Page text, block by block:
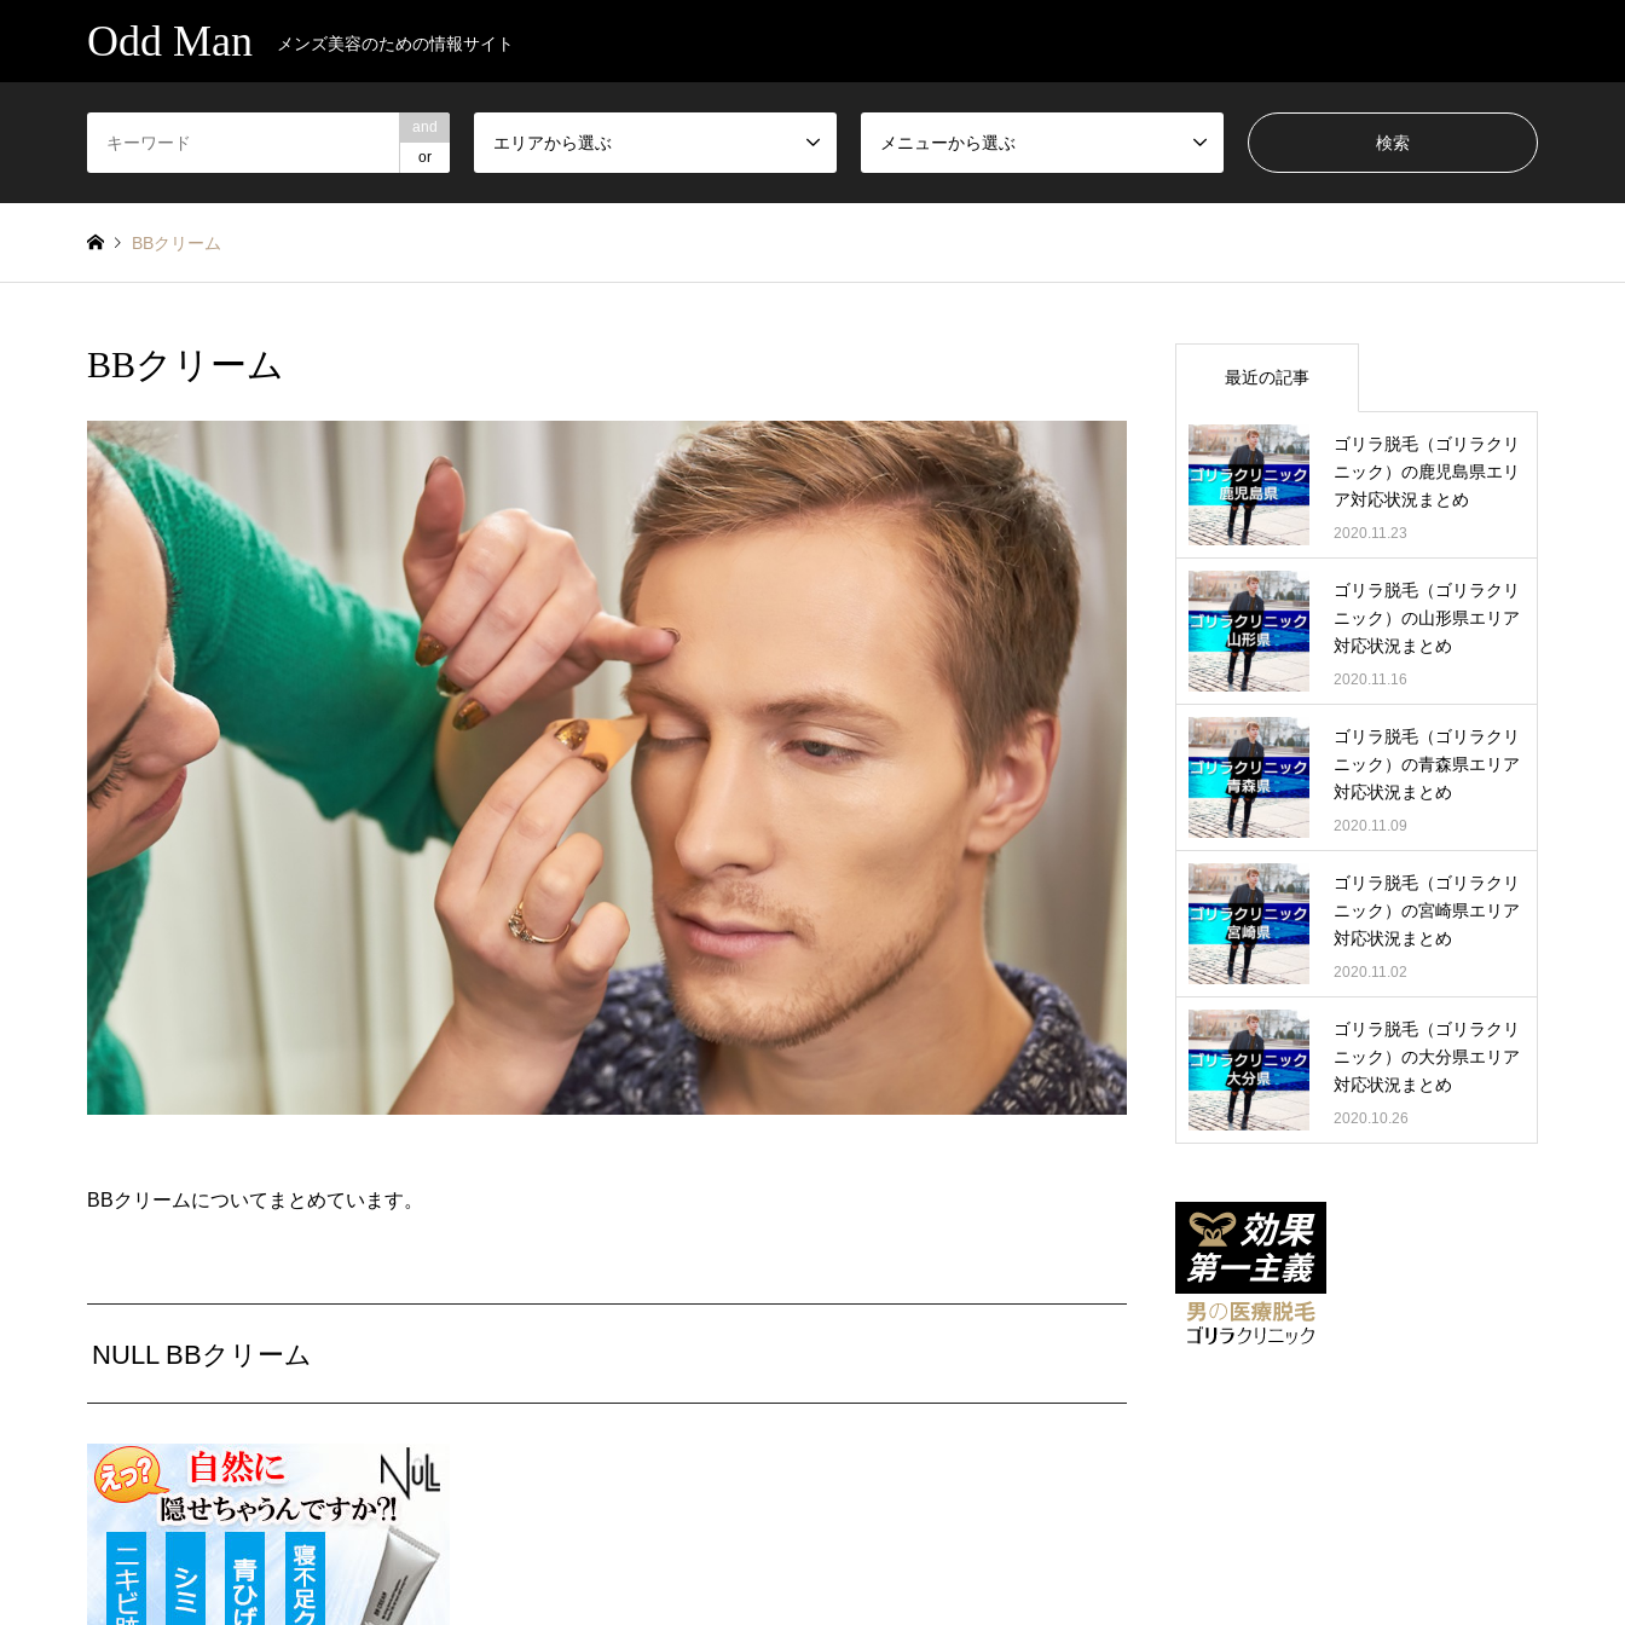
Odd Man メンズ美容のための情報サイト
and
or
エリアから選ぶ メニューから選ぶ
BBクリーム
BBクリーム
BBクリームについてまとめています。
NULL BBクリーム
最近の記事
ゴリラ脱毛（ゴリラクリ
ニック）の鹿児島県エリ
ア対応状況まとめ
2020.11.23
ゴリラ脱毛（ゴリラクリ
ニック）の山形県エリア
対応状況まとめ
2020.11.16
ゴリラ脱毛（ゴリラクリ
ニック）の青森県エリア
対応状況まとめ
2020.11.09
ゴリラ脱毛（ゴリラクリ
ニック）の宮崎県エリア
対応状況まとめ
2020.11.02
ゴリラ脱毛（ゴリラクリ
ニック）の大分県エリア
対応状況まとめ
2020.10.26